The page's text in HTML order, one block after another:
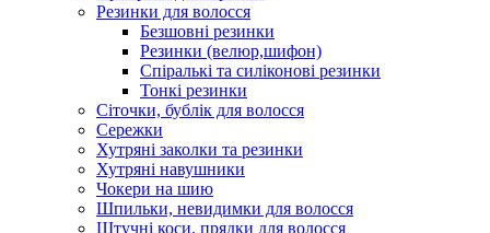
Резинки для волосся
Безшовні резинки
Резинки (велюр,шифон)
Спіралькі та силіконові резинки
Тонкі резинки
Сіточки, бублік для волосся
Сережки
Хутряні заколки та резинки
Хутряні навушники
Чокери на шию
Шпильки, невидимки для волосся
Штучні коси, прядки для волосся